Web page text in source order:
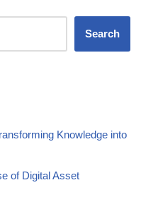
Search
Knowledge into
of Digital Asset